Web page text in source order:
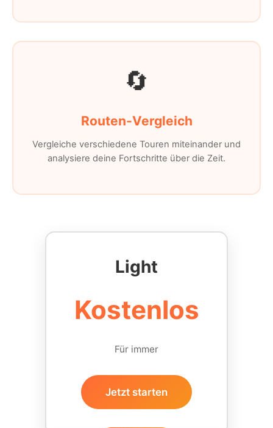
🔄
Routen-Vergleich
Vergleiche verschiedene Touren miteinander und
analysiere deine Fortschritte über die Zeit.
Light
Kostenlos
Für immer
Jetzt starten